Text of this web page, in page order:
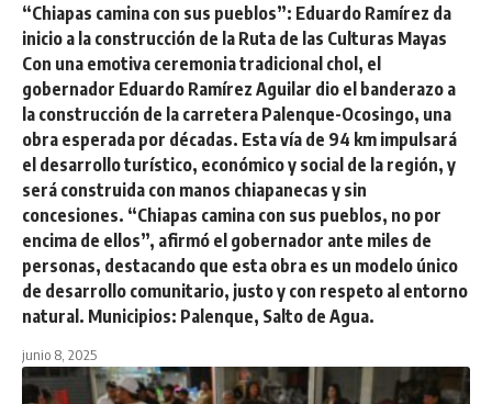
“Chiapas camina con sus pueblos”: Eduardo Ramírez da
inicio a la construcción de la Ruta de las Culturas Mayas
Con una emotiva ceremonia tradicional chol, el
gobernador Eduardo Ramírez Aguilar dio el banderazo a
la construcción de la carretera Palenque-Ocosingo, una
obra esperada por décadas. Esta vía de 94 km impulsará
el desarrollo turístico, económico y social de la región, y
será construida con manos chiapanecas y sin
concesiones. “Chiapas camina con sus pueblos, no por
encima de ellos”, afirmó el gobernador ante miles de
personas, destacando que esta obra es un modelo único
de desarrollo comunitario, justo y con respeto al entorno
natural. Municipios: Palenque, Salto de Agua.
junio 8, 2025